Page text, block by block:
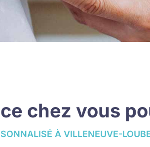
chez vous
À VILLENEUVE-